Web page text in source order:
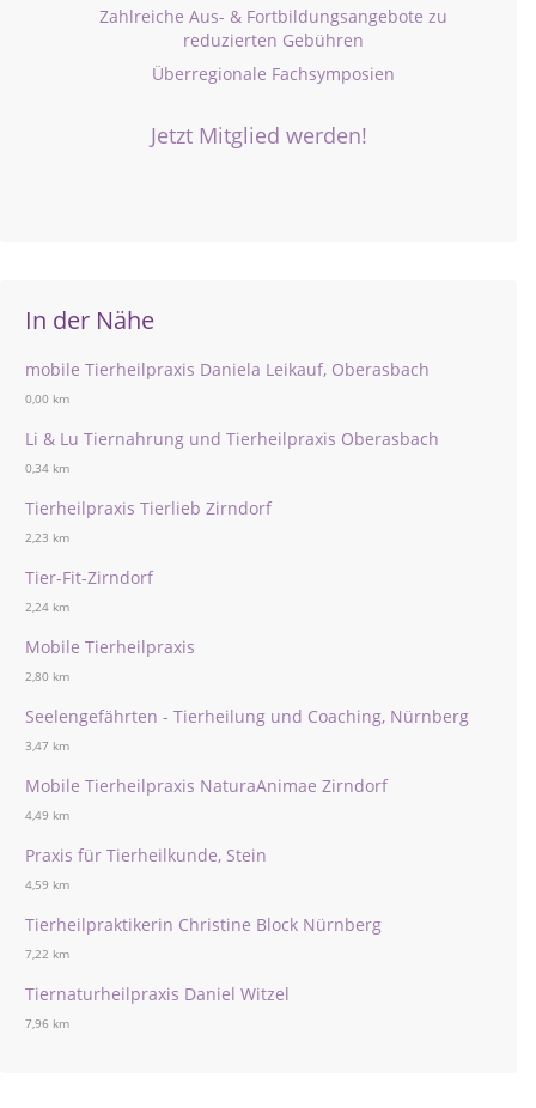
Zahlreiche Aus- & Fortbildungsangebote zu
reduzierten Gebühren
Überregionale Fachsymposien
Jetzt Mitglied werden!
In der Nähe
mobile Tierheilpraxis Daniela Leikauf, Oberasbach
0,00 km
Li & Lu Tiernahrung und Tierheilpraxis Oberasbach
0,34 km
Tierheilpraxis Tierlieb Zirndorf
2,23 km
Tier-Fit-Zirndorf
2,24 km
Mobile Tierheilpraxis
2,80 km
Seelengefährten - Tierheilung und Coaching, Nürnberg
3,47 km
Mobile Tierheilpraxis NaturaAnimae Zirndorf
4,49 km
Praxis für Tierheilkunde, Stein
4,59 km
Tierheilpraktikerin Christine Block Nürnberg
7,22 km
Tiernaturheilpraxis Daniel Witzel
7,96 km